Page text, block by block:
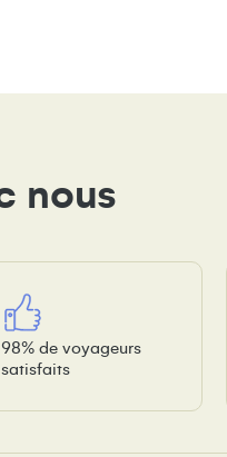
nous
98% de voyageurs
satisfaits